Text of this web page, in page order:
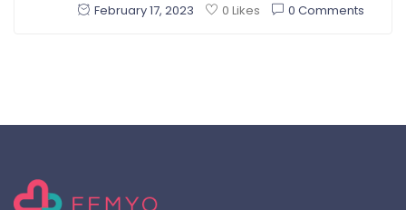
February 17, 2023 0 Likes 0 Comments